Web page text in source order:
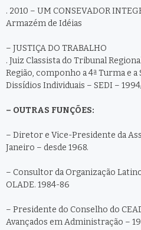
. 2010 – UM CONSEVADOR
Armazém de Idéias
– JUSTIÇA DO TRABALHO
. Juiz Classista do Tribunal
Região, componho a 4ª Turma e a
Dissídios Individuais – SEDI –
– OUTRAS FUNÇÕES:
– Diretor e Vice-Presidente da
Janeiro – desde 1968.
– Consultor da Organização
OLADE. 1984-86
– Presidente do Conselho do
Avançados em Administração –